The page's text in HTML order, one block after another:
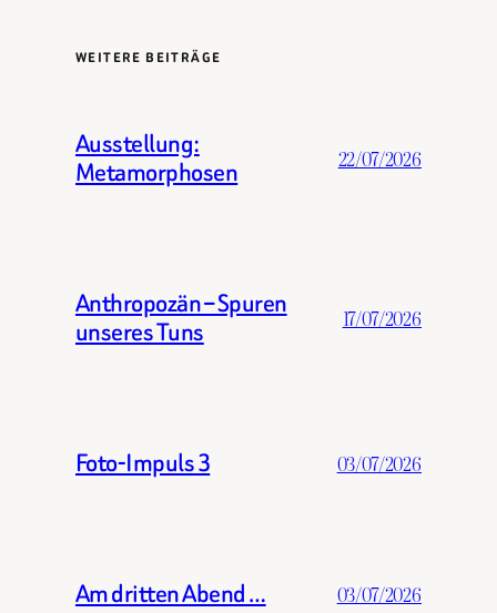
WEITERE BEITRÄGE
Ausstellung:
Metamorphosen
22/07/2026
Anthropozän – Spuren
unseres Tuns
17/07/2026
Foto-Impuls 3 03/07/2026
Am dritten Abend … 03/07/2026